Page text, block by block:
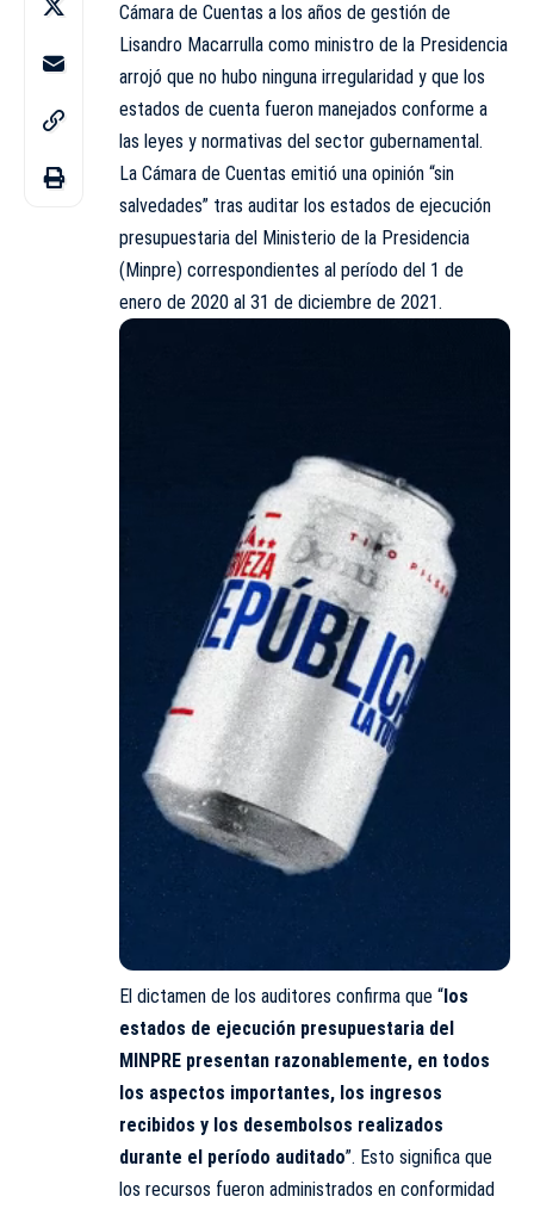
Cámara de Cuentas a los años de gestión de
Lisandro Macarrulla como ministro de la Presidencia
arrojó que no hubo ninguna irregularidad y que los
estados de cuenta fueron manejados conforme a
las leyes y normativas del sector gubernamental.
La Cámara de Cuentas emitió una opinión “sin
salvedades” tras auditar los estados de ejecución
presupuestaria del Ministerio de la Presidencia
( Minpre) correspondientes al período del 1 de
enero de 2020 al 31 de diciembre de 2021.
El dictamen de los auditores confirma que “los
estados de ejecución presupuestaria del
MINPRE presentan razonablemente, en todos
los aspectos importantes, los ingresos
recibidos y los desembolsos realizados
durante el período auditado”. Esto significa que
los recursos fueron administrados en conformidad